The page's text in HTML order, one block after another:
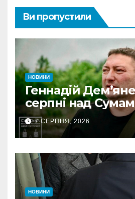
Ви пропустили
НОВИНИ
Геннадій
серпні над
КАБів
7 СЕРПНЯ, 2026
НОВИНИ